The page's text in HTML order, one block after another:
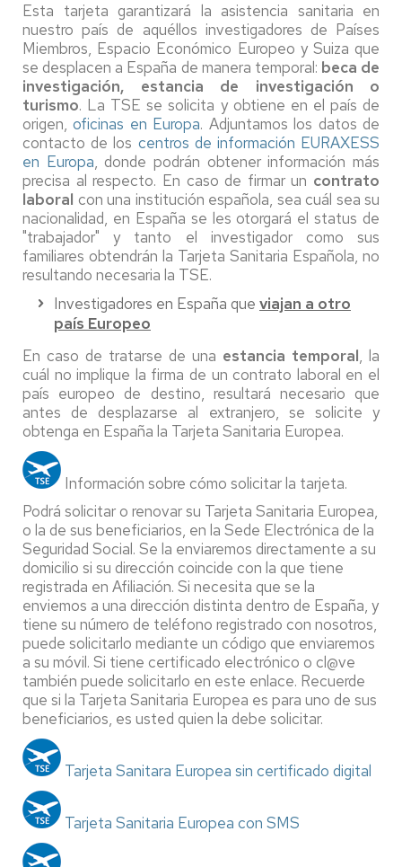
Esta tarjeta garantizará la asistencia sanitaria en
nuestro país de aquéllos investigadores de Países
Miembros, Espacio Económico Europeo y Suiza que
se desplacen a España de manera temporal: beca de
investigación, estancia de investigación o
turismo. La TSE se solicita y obtiene en el país de
origen,oficinas en Europa. Adjuntamos los datos de
contacto de los centros de información EURAXESS
en Europa, donde podrán obtener información más
precisa al respecto. En caso de firmar un contrato
laboral con una institución española, sea cuál sea su
nacionalidad, en España se les otorgará el status de
"trabajador" y tanto el investigador como sus
familiares obtendrán la Tarjeta Sanitaria Española, no
resultando necesaria la TSE.
Investigadores en España que viajan a otro
país Europeo
En caso de tratarse de una estancia temporal, la
cuál no implique la firma de un contrato laboral en el
país europeo de destino, resultará necesario que
antes de desplazarse al extranjero, se solicite y
obtenga en España la Tarjeta Sanitaria Europea.
Información sobre cómo solicitar la tarjeta.
Podrá solicitar o renovar su Tarjeta Sanitaria Europea,
o la de sus beneficiarios, en la Sede Electrónica de la
Seguridad Social. Se la enviaremos directamente a su
domicilio si su dirección coincide con la que tiene
registrada en Afiliación. Si necesita que se la
enviemos a una dirección distinta dentro de España, y
tiene su número de teléfono registrado con nosotros,
puede solicitarlo mediante un código que enviaremos
a su móvil. Si tiene certificado electrónico o cl@ve
también puede solicitarlo en este enlace. Recuerde
que si la Tarjeta Sanitaria Europea es para uno de sus
beneficiarios, es usted quien la debe solicitar.
Tarjeta Sanitara Europea sin certificado digital
Tarjeta Sanitaria Europea con SMS